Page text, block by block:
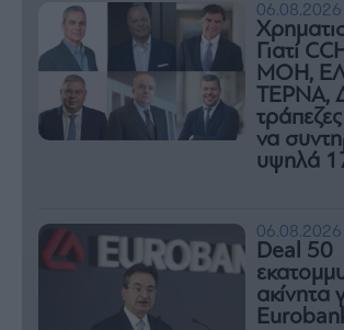
06.08.2026
Γιατί
MOH,
ΤΕΡΝΑ,
να
υψηλά
06.08.2026
Deal 50
ακίνητα